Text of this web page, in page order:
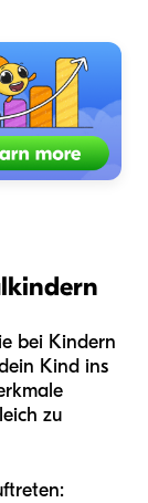
bei Kindern
Kind ins
zu